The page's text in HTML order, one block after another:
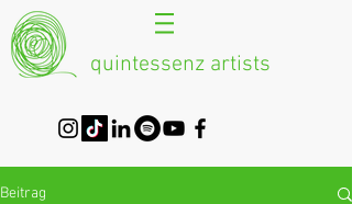
quintessenz artists
Beitrag